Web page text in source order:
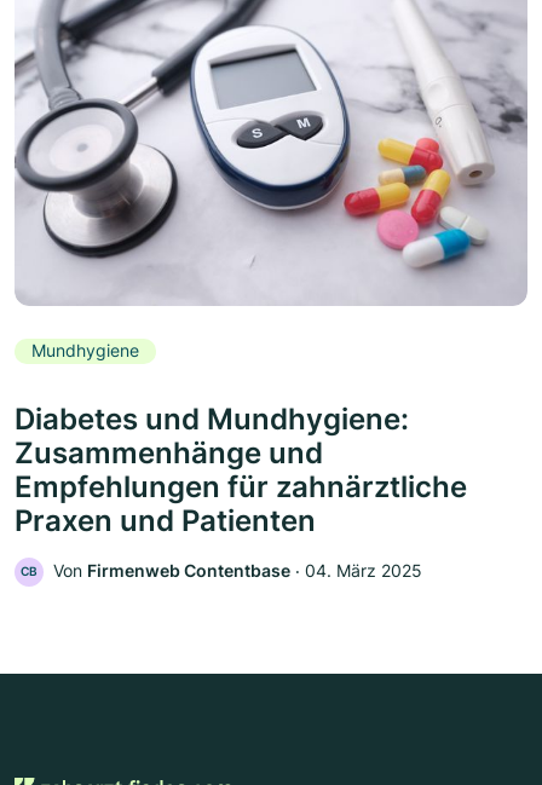
Mundhygiene
Diabetes und Mundhygiene:
Zusammenhänge und
Empfehlungen für zahnärztliche
Praxen und Patienten
CB Von Firmenweb Contentbase ‧ 04. März 2025